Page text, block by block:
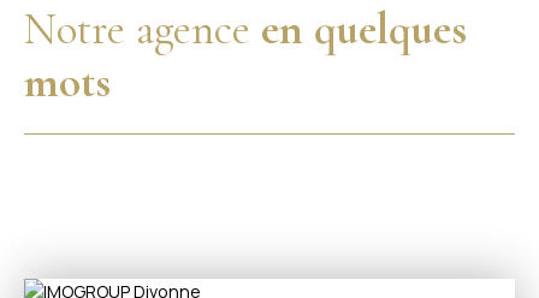
Notre agence en quelques
mots